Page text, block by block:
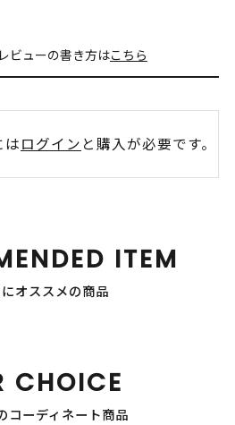
レビューの書き方はこちら
はログイン と購入が必要です。
ITEM
オススメの商品
CHOICE
コーディネート商品